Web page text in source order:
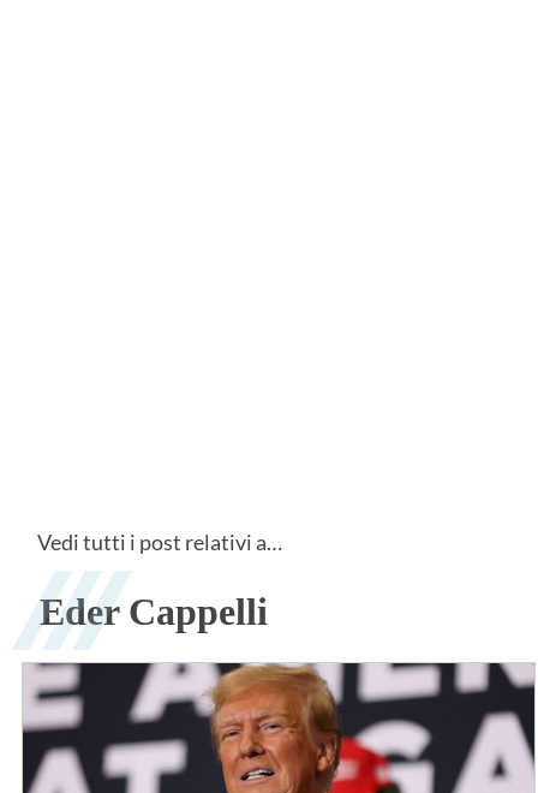
Vedi tutti i post relativi a…
Eder Cappelli